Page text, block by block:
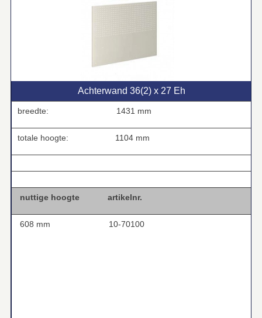
Achterwand 36(2) x 27 Eh
breedte: 1431 mm
totale hoogte: 1104 mm
nuttige hoogte
artikelnr.
608 mm 10-70100